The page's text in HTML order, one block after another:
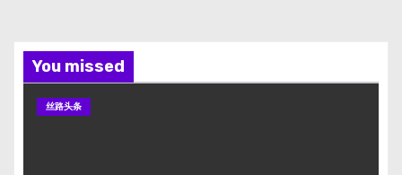
You missed
丝路头条